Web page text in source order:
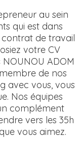
au sein
qui est dans
contrat de travail
votre CV
ADOM
de nos
avec vous, vous
Nos équipes
complément
vers les 35h
vous aimez.